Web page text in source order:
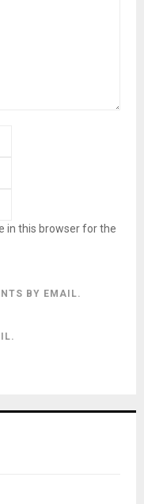
in this browser for the
BY EMAIL.